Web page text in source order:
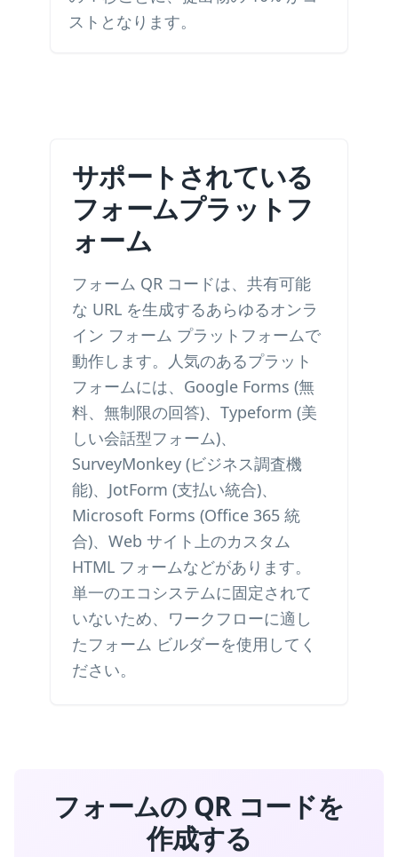
ストとなります。
サポートされている
フォームプラットフ
ォーム
フォーム QR コードは、共有可能
な URL を生成するあらゆるオンラ
イン フォーム プラットフォームで
動作します。人気のあるプラット
フォームには、Google Forms (無
料、無制限の回答)、Typeform (美
しい会話型フォーム)、
SurveyMonkey (ビジネス調査機
能)、JotForm (支払い統合)、
Microsoft Forms (Office 365 統
合)、Web サイト上のカスタム
HTML フォームなどがあります。
単一のエコシステムに固定されて
いないため、ワークフローに適し
たフォーム ビルダーを使用してく
ださい。
フォームの QR コードを
作成する